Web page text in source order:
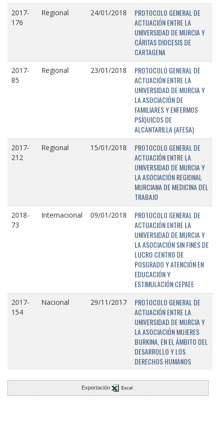
2017-
176
Regional 24/01/2018
PROTOCOLO GENERAL DE
ACTUACIÓN ENTRE LA
UNIVERSIDAD DE MURCIA Y
CÁRITAS DIOCESIS DE
CARTAGENA
2017-
85
Regional 23/01/2018
PROTOCOLO GENERAL DE
ACTUACIÓN ENTRE LA
UNIVERSIDAD DE MURCIA Y
LA ASOCIACIÓN DE
FAMILIARES Y ENFERMOS
PSÍQUICOS DE
ALCANTARILLA (AFESA)
2017-
212
Regional 15/01/2018
PROTOCOLO GENERAL DE
ACTUACIÓN ENTRE LA
UNIVERSIDAD DE MURCIA Y
LA ASOCIACIÓN REGIONAL
MURCIANA DE MEDICINA DEL
TRABAJO
2018-
73
Internacional 09/01/2018
PROTOCOLO GENERAL DE
ACTUACIÓN ENTRE LA
UNIVERSIDAD DE MURCIA Y
LA ASOCIACIÓN SIN FINES DE
LUCRO CENTRO DE
POSGRADO Y ATENCIÓN EN
EDUCACIÓN Y
ESTIMULACIÓN CEPAEE
2017-
154
Nacional 29/11/2017
PROTOCOLO GENERAL DE
ACTUACIÓN ENTRE LA
UNIVERSIDAD DE MURCIA Y
LA ASOCIACIÓN MUJERES
BURKINA, EN EL ÁMBITO DEL
DESARROLLO Y LOS
DERECHOS HUMANOS
Exportación Excel